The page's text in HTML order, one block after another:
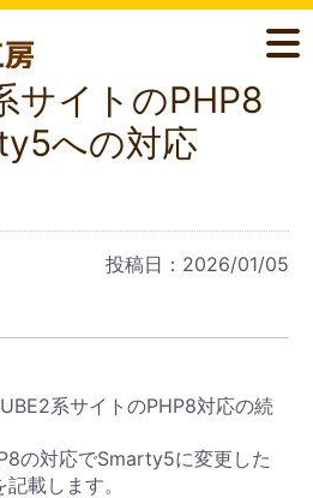
サイトのPHP8
への対応
投稿日：2026/01/05
系サイトのPHP8対応の続
の対応でSmarty5に変更した
載します。